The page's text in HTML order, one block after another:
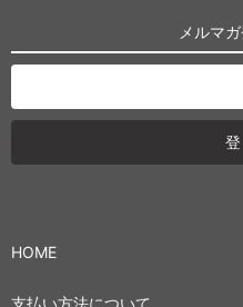
メルマ
HOME
支払い方法について